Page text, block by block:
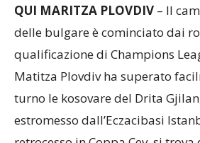
– Il
delle bulgare è cominciato dai
qualificazione di Champions
Matitza Plovdiv ha superato
turno le kosovare del Drita